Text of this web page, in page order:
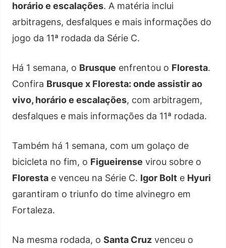
horário e escalações. A matéria inclui
arbitragens, desfalques e mais informações do
jogo da 11ª rodada da Série C.
Há 1 semana, o Brusque enfrentou o Floresta.
Confira Brusque x Floresta: onde assistir ao
vivo, horário e escalações, com arbitragem,
desfalques e mais informações da 11ª rodada.
Também há 1 semana, com um golaço de
bicicleta no fim, o Figueirense virou sobre o
Floresta e venceu na Série C. Igor Bolt e Hyuri
garantiram o triunfo do time alvinegro em
Fortaleza.
Na mesma rodada, o Santa Cruz venceu o